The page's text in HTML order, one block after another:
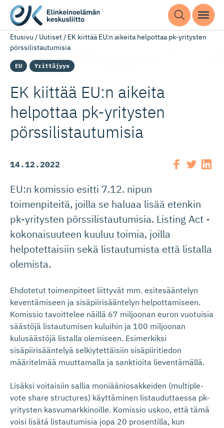
Etusivu / Uutiset/ EK kiittää EU:n aikeita helpottaa pk-yritysten
pörssilistautumisia
EU Yrittäjyys
EK kiittää EU:n aikeita
helpottaa pk-yritysten
pörssilis­tau­tumisia
14.12.2022
EU:n komissio esitti 7.12. nipun
toimenpiteitä, joilla se haluaa lisää etenkin
pk-yritysten pörssilistautumisia. Listing Act -
kokonaisuuteen kuuluu toimia, joilla
helpotettaisiin sekä listautumista että listalla
olemista.
Ehdotetut toimenpiteet liittyvät mm. esitesääntelyn
keventämiseen ja sisäpiirisääntelyn helpottamiseen.
Komissio tavoittelee näillä 67 miljoonan euron vuotuisia
säästöjä listautumisen kuluihin ja 100 miljoonan
kulusäästöjä listalla olemiseen. Esimerkiksi
sisäpiirisääntelyä selkiytettäisiin sisäpiiritiedon
määritelmää muuttamalla ja sanktioita lieventämällä.
Lisäksi voitaisiin sallia moniääniosakkeiden (multiple-
vote share structures) käyttäminen listauduttaessa pk-
yritysten kasvumarkkinoille. Komissio uskoo, että tämä
voisi lisätä listautumisia jopa 20 prosentilla, kun